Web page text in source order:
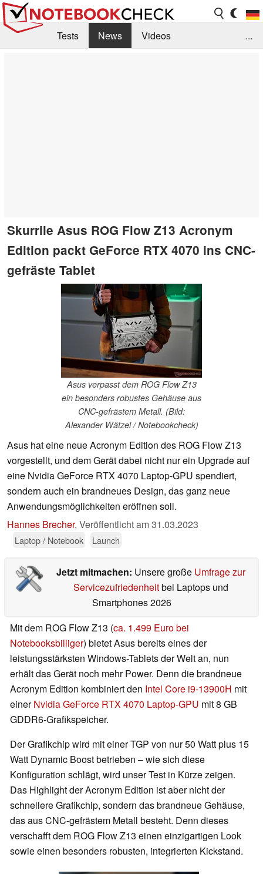
Tests News
Videos
...
Skurrile Asus ROG Flow Z13 Acronym
Edition packt GeForce RTX 4070 ins CNC-
gefräste Tablet
Asus verpasst dem ROG Flow Z13
ein besonders robustes Gehäuse aus
CNC-gefrästem Metall. (Bild:
Alexander Wätzel / Notebookcheck)
Asus hat eine neue Acronym Edition des ROG Flow Z13
vorgestellt, und dem Gerät dabei nicht nur ein Upgrade auf
eine Nvidia GeForce RTX 4070 Laptop-GPU spendiert,
sondern auch ein brandneues Design, das ganz neue
Anwendungsmöglichkeiten eröffnen soll.
Hannes Brecher, Veröffentlicht am31.03.2023
Laptop / Notebook Launch
Jetzt mitmachen: Unsere große Umfrage zur
Servicezufriedenheitbei Laptops und
Smartphones 2026
Mit dem ROG Flow Z13 (ca. 1.499 Euro bei
Notebooksbilliger) bietet Asus bereits eines der
leistungsstärksten Windows-Tablets der Welt an, nun
erhält das Gerät noch mehr Power. Denn die brandneue
Acronym Edition kombiniert den Intel Core i9-13900H mit
einerNvidia GeForce RTX 4070 Laptop-GPU mit 8 GB
GDDR6-Grafikspeicher.
Der Grafikchip wird mit einer TGP von nur 50 Watt plus 15
Watt Dynamic Boost betrieben – wie sich diese
Konfiguration schlägt, wird unser Test in Kürze zeigen.
Das Highlight der Acronym Edition ist aber nicht der
schnellere Grafikchip, sondern das brandneue Gehäuse,
das aus CNC-gefrästem Metall besteht. Denn dieses
verschafft dem ROG Flow Z13 einen einzigartigen Look
sowie einen besonders robusten, integrierten Kickstand.